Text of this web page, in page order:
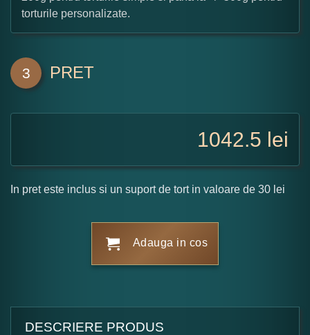
torturile personalizate.
3 PRET
1042.5 lei
In pret este inclus si un suport de tort in valoare de 30 lei
Adauga in cos
DESCRIERE PRODUS